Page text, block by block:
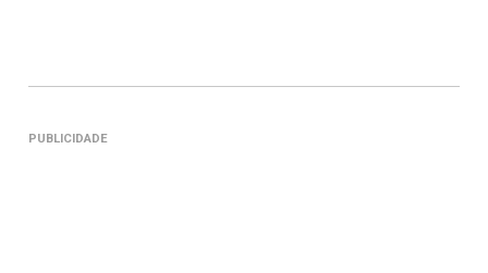
PUBLICIDADE